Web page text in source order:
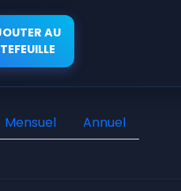
AU
Mensuel Annuel